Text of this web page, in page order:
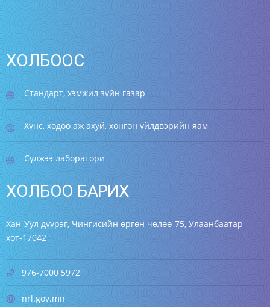
ХОЛБООС
Стандарт, хэмжил зүйн газар
Хүнс, хөдөө аж ахуй, хөнгөн үйлдвэрийн яам
Сүлжээ лаборатори
ХОЛБОО БАРИХ
Хан-Уул дүүрэг, Чингисийн өргөн чөлөө-75, Улаанбаатар
хот-17042
976-7000 5972
nrl.gov.mn